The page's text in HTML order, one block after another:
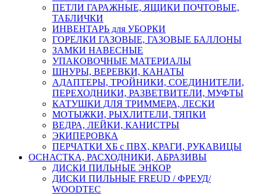
ПЕТЛИ ГАРАЖНЫЕ, ЯЩИКИ ПОЧТОВЫЕ,
ТАБЛИЧКИ
ИНВЕНТАРЬ для УБОРКИ
ГОРЕЛКИ ГАЗОВЫЕ, ГАЗОВЫЕ БАЛЛОНЫ
ЗАМКИ НАВЕСНЫЕ
УПАКОВОЧНЫЕ МАТЕРИАЛЫ
ШНУРЫ, ВЕРЕВКИ, КАНАТЫ
АДАПТЕРЫ, ТРОЙНИКИ, СОЕДИНИТЕЛИ,
ПЕРЕХОДНИКИ, РАЗВЕТВИТЕЛИ, МУФТЫ
КАТУШКИ ДЛЯ ТРИММЕРА, ЛЕСКИ
МОТЫЖКИ, РЫХЛИТЕЛИ, ТЯПКИ
ВЕДРА, ЛЕЙКИ, КАНИСТРЫ
ЭКИПЕРОВКА
ПЕРЧАТКИ ХБ с ПВХ, КРАГИ, РУКАВИЦЫ
ОСНАСТКА, РАСХОДНИКИ, АБРАЗИВЫ
ДИСКИ ПИЛЬНЫЕ ЭНКОР
ДИСКИ ПИЛЬНЫЕ FREUD / ФРЕУД/
WOODTEC